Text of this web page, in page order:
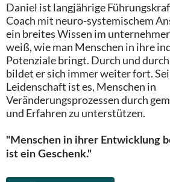
Daniel ist langjährige
Coach mit neuro-systemischem
ein breites Wissen im
weiß, wie man Menschen in ihre
Potenziale bringt. Durch und durch
bildet er sich immer weiter fort.
Leidenschaft ist es, Menschen in
Veränderungsprozessen durch
und Erfahren zu unterstützen.
"Menschen in ihrer Entwicklung
ist ein Geschenk."